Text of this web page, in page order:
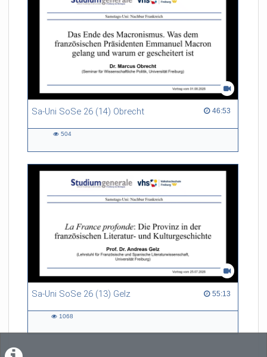
Sa-Uni SoSe 26 (14) Obrecht 46:53
46:53 duration
504
Sa-Uni SoSe 26 (13) Gelz 55:13
55:13 duration
1068